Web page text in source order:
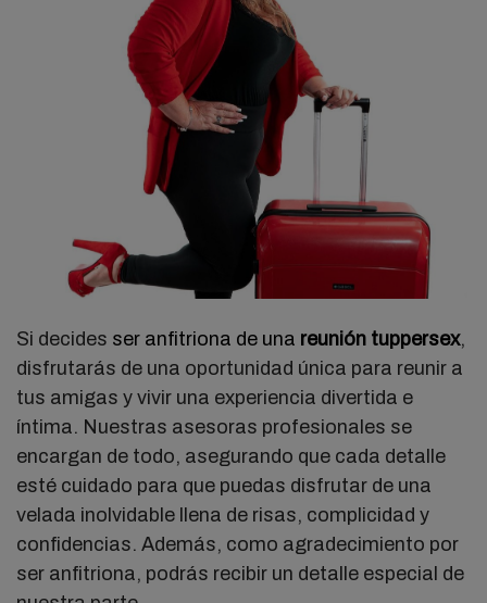
Si decides ser anfitriona de una reunión tuppersex,
disfrutarás de una oportunidad única para reunir a
tus amigas y vivir una experiencia divertida e
íntima. Nuestras asesoras profesionales se
encargan de todo, asegurando que cada detalle
esté cuidado para que puedas disfrutar de una
velada inolvidable llena de risas, complicidad y
confidencias. Además, como agradecimiento por
ser anfitriona, podrás recibir un detalle especial de